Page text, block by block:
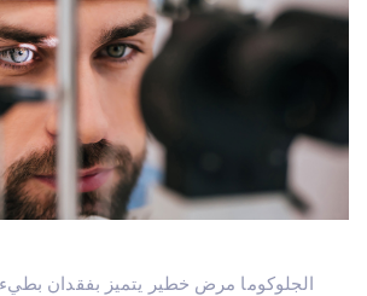
الجلوكوما مرض خطير يتميز بفقدان